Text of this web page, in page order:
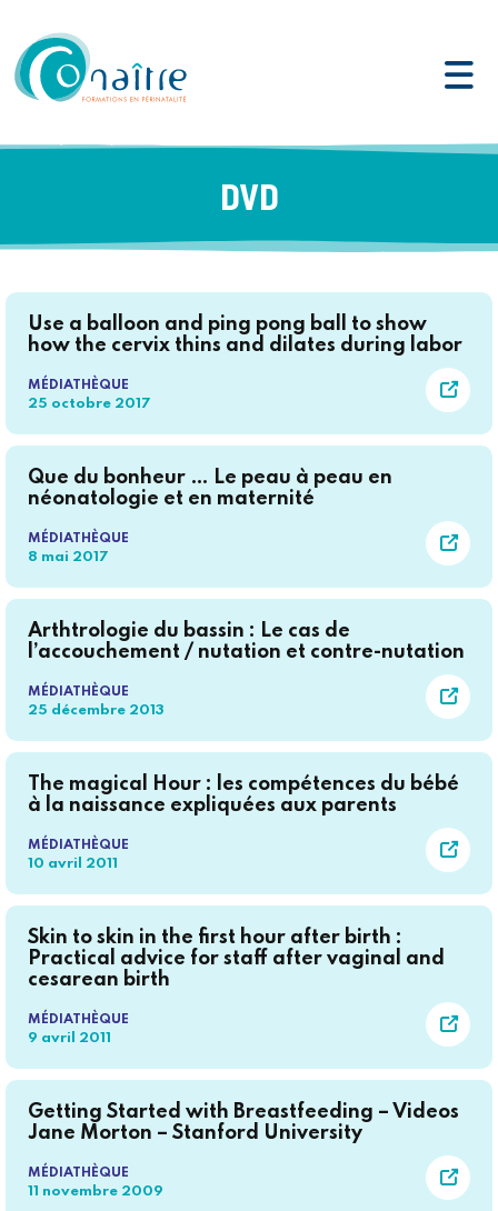
DVD
Use a balloon and ping pong ball to show
how the cervix thins and dilates during labor
MÉDIATHÈQUE
25 octobre 2017
Que du bonheur … Le peau à peau en
néonatologie et en maternité
MÉDIATHÈQUE
8 mai 2017
Arthtrologie du bassin : Le cas de
l’accouchement / nutation et contre-nutation
MÉDIATHÈQUE
25 décembre 2013
The magical Hour : les compétences du bébé
à la naissance expliquées aux parents
MÉDIATHÈQUE
10 avril 2011
Skin to skin in the first hour after birth :
Practical advice for staff after vaginal and
cesarean birth
MÉDIATHÈQUE
9 avril 2011
Getting Started with Breastfeeding – Videos
Jane Morton – Stanford University
MÉDIATHÈQUE
11 novembre 2009